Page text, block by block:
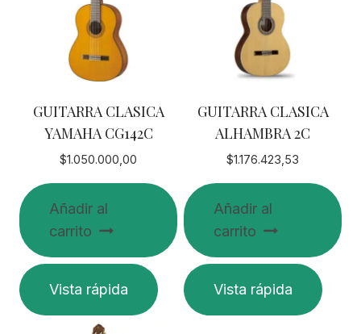
GUITARRA CLASICA
YAMAHA CG142C
$1.050.000,00
Añadir al
carrito
Vista rápida
GUITARRA CLASICA
ALHAMBRA 2C
$1.176.423,53
Añadir al
carrito
Vista rápida